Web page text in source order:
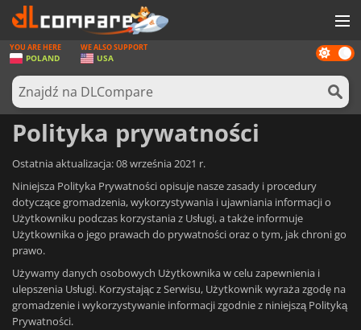
GRY
KARTY DO GIER
OPROGRAMOWANIE
SPRZĘT KOMPUTEROWY
AKTUALNOŚCI
ZALOGUJ SIĘ LUB ZAREJESTRUJ
Dark
mode
YOU ARE HERE
POLAND
WE ALSO SUPPORT
USA
Polityka prywatności
Ostatnia aktualizacja: 08 września 2021 r.
Niniejsza Polityka Prywatności opisuje nasze zasady i procedury
dotyczące gromadzenia, wykorzystywania i ujawniania informacji o
Użytkowniku podczas korzystania z Usługi, a także informuje
Użytkownika o jego prawach do prywatności oraz o tym, jak chroni go
prawo.
Używamy danych osobowych Użytkownika w celu zapewnienia i
ulepszenia Usługi. Korzystając z Serwisu, Użytkownik wyraża zgodę na
gromadzenie i wykorzystywanie informacji zgodnie z niniejszą Polityką
Prywatności.